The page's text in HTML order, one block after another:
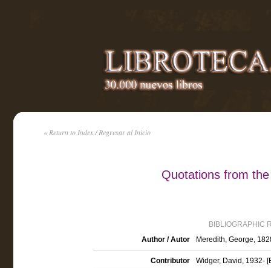
« Return to Index / Regresar al Inicio
Quotations from
BIBLIOGRAPHIC
Author / Autor
Meredith, George,
Contributor Widger, David, 1932-